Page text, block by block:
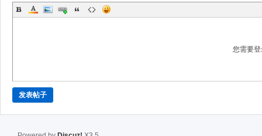
您需要
发表帖子